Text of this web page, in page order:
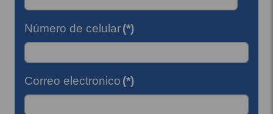
Número de celular(*)
Correo electronico (*)